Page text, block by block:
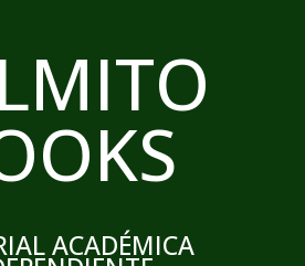
ACADÉMICA